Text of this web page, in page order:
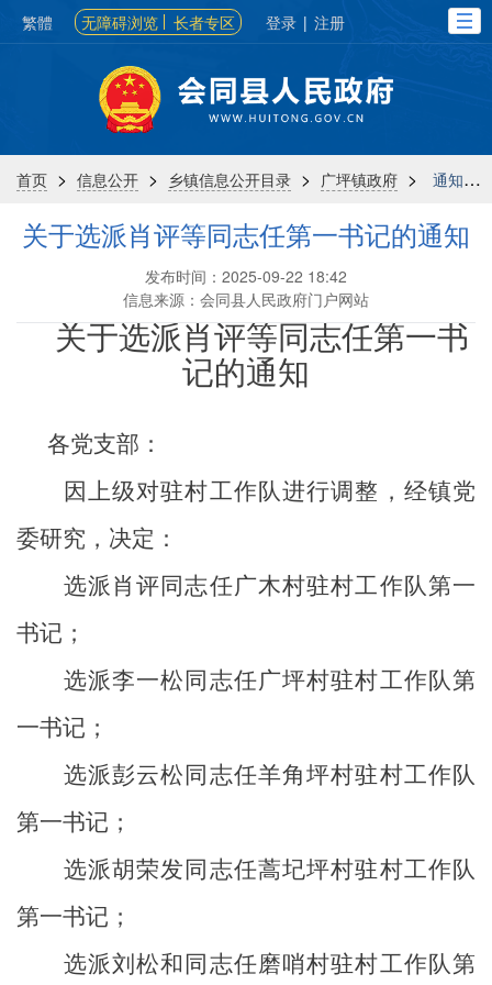
繁體 无障碍浏览 长者专区 登录 | 注册
首页 > 信息公开 > 乡镇信息公开目录 > 广坪镇政府 > 通知公告
关于选派肖评等同志任第一书记的通知
发布时间：2025-09-22 18:42
信息来源：会同县人民政府门户网站
关于选派肖评等同志任第一书
记的通知
各党支部：
因上级对驻村工作队进行调整， 经镇党
委研究，决定：
选派 肖评同志任广木村驻村工作队 第一
书记；
选派李一松 同志任广坪村驻村工作队 第
一书记；
选派彭云松 同志任羊角坪村驻村工作队
第一书记；
选派胡荣发 同志任蒿圮坪村驻村工作队
第一书记；
选派刘松和 同志任磨哨村驻村工作队 第